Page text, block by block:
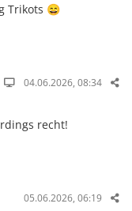
Trikots 😄
04.06.2026, 08:34
recht!
05.06.2026, 06:19